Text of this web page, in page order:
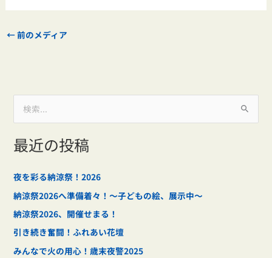
←前のメディア
索
対
:
最近の投稿
夜を彩る納涼祭！2026
納涼祭2026へ準備着々！～子どもの絵、展示中～
納涼祭2026、開催せまる！
引き続き奮闘！ふれあい花壇
みんなで火の用心！歳末夜警2025